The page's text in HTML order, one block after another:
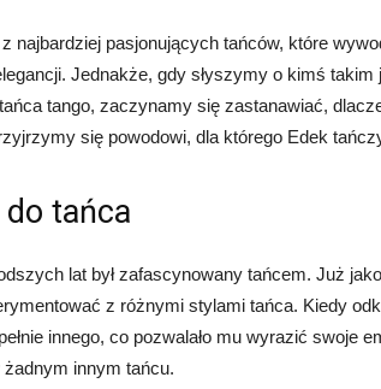
najbardziej pasjonujących tańców, które
Jednakże, gdy słyszymy o kimś
tango, zaczynamy się zastanawiać,
się powodowi, dla którego Edek
tańca
lat był zafascynowany tańcem. Już
z różnymi stylami tańca. Kiedy
innego, co pozwalało mu wyrazić swoje
żadnym innym tańcu.